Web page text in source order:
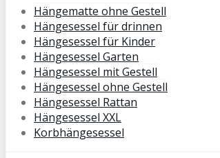
Hängematte ohne Gestell
Hängesessel für drinnen
Hängesessel für Kinder
Hängesessel Garten
Hängesessel mit Gestell
Hängesessel ohne Gestell
Hängesessel Rattan
Hängesessel XXL
Korbhängesessel